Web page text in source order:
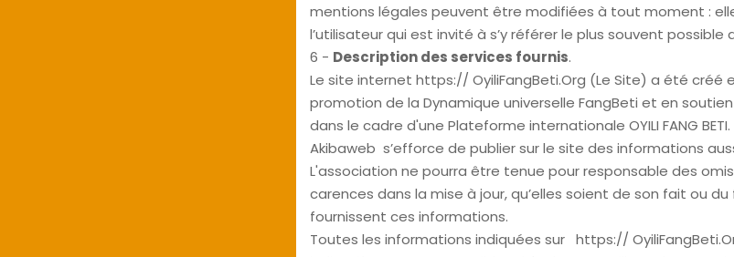
mentions légales peuvent être modifiées à tout moment :
l’utilisateur qui est invité à s’y référer le plus souvent possible
6 - Description des services fournis.
Le site internet https:// OyiliFangBeti.Org (Le Site) a été créé
promotion de la Dynamique universelle FangBeti et en
dans le cadre d'une Plateforme internationale OYILI FANG BETI.
Akibaweb s’efforce de publier sur le site des informations
L'association ne pourra être tenue pour responsable des
carences dans la mise à jour, qu’elles soient de son fait ou
fournissent ces informations.
Toutes les informations indiquées sur https://